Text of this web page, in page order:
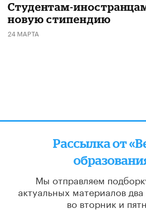
Студентам-
новую стипендию
24 МАРТА
Рассылка от
Мы отправляем
актуальных материалов
во вторник и